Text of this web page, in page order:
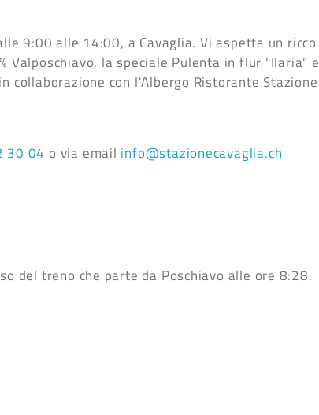
9:00 alle 14:00, a Cavaglia. Vi aspetta un ricco
la speciale Pulenta in flur "Ilaria" e
collaborazione con l'Albergo Ristorante Stazione
30 04 o via email info@stazionecavaglia.ch
del treno che parte da Poschiavo alle ore 8:28.